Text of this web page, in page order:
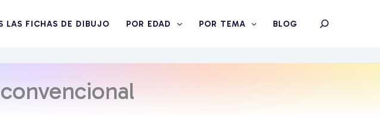
LAS FICHAS DE DIBUJO POR EDAD POR TEMA BLOG Search